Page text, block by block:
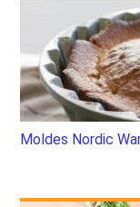
Moldes Nordic